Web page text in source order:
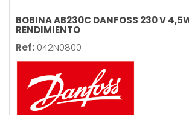
BOBINA AB230C DANFOSS 230 V
RENDIMIENTO
Ref: 042N0800